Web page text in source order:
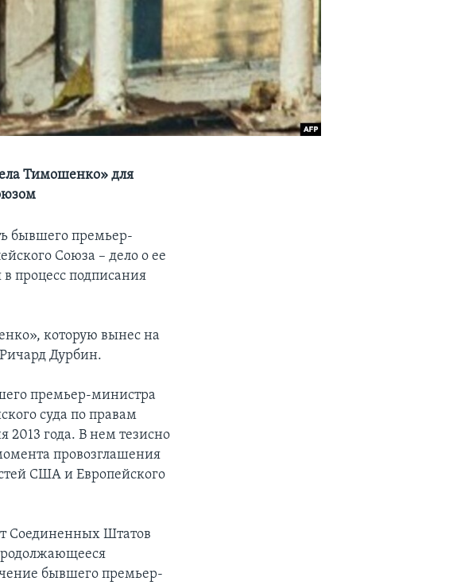
Тимошенко» для
бывшего премьер-
Союза – дело о ее
процесс подписания
которую вынес на
Дурбин.
премьер-министра
суда по правам
2013 года. В нем тезисно
провозглашения
США и Европейского
Соединенных Штатов
бывшего премьер-